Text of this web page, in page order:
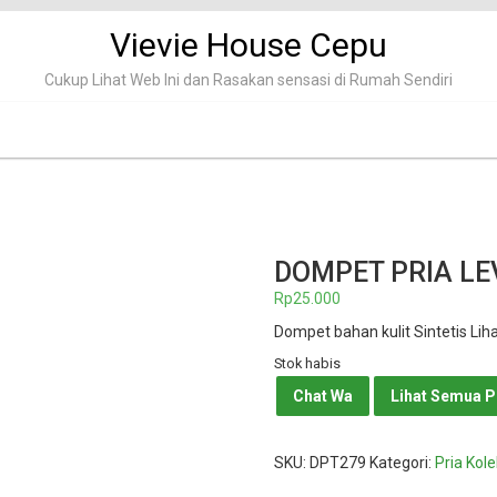
Vievie House Cepu
Cukup Lihat Web Ini dan Rasakan sensasi di Rumah Sendiri
DOMPET PRIA
Rp25.000
Dompet bahan kulit Sintetis
Stok habis
Chat Wa Lihat Semua
SKU: DPT279 Kategori: Pria